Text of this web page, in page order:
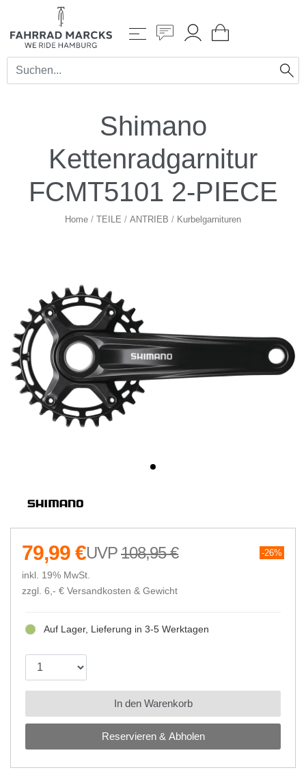
Shimano
Kettenradgarnitur
FCMT5101 2-PIECE
Home / TEILE / ANTRIEB / Kurbelgarnituren
108,95 € 26%
79,99 €
inkl. 19% MwSt.
zzgl. 6,- € Versandkosten & Gewicht
Reservieren & Abholen
Auf Lager, Lieferung in 3-5 Werktagen
In den Warenkorb